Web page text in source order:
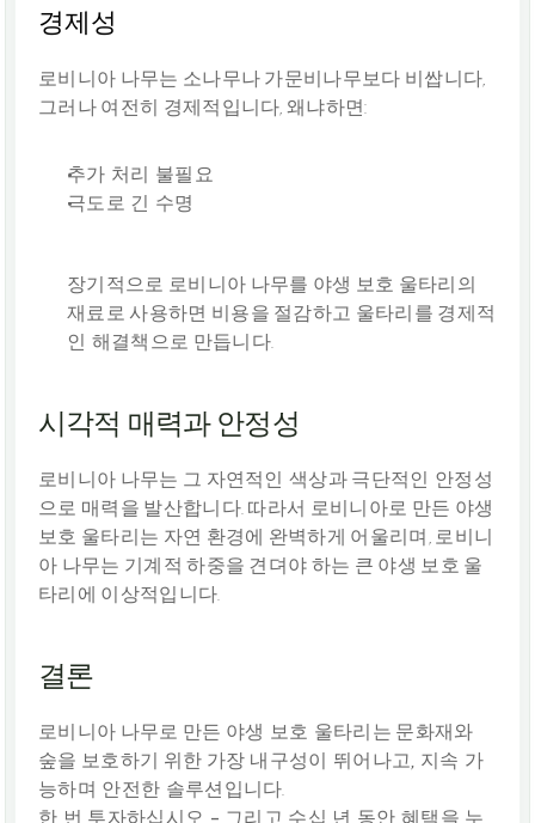
경제성
로비니아 나무는 소나무나 가문비나무보다 비쌉니다,
그러나 여전히 경제적입니다, 왜냐하면:
추가 처리 불필요
극도로 긴 수명
장기적으로 로비니아 나무를 야생 보호 울타리의
재료로 사용하면 비용을 절감하고 울타리를 경제적
인 해결책 으로 만듭니다.
시각적 매력과 안정성
로비니아 나무는 그 자연적인 색상과 극단적인 안정성
으로 매력을 발산합니다. 따라서 로비니아로 만든 야생
보호 울타리는 자연 환경에 완벽하게 어울리며, 로비니
아 나무는 기계적 하중을 견뎌야 하는 큰 야생 보호 울
타리에 이상적입니다.
결론
로비니아 나무로 만든 야생 보호 울타리는 문화재와
숲을 보호하기 위한 가장 내구성이 뛰어나고, 지속 가
능하며 안전한 솔루션입니다.
한 번 투자하십시오 - 그리고 수십 년 동안 혜택을 누